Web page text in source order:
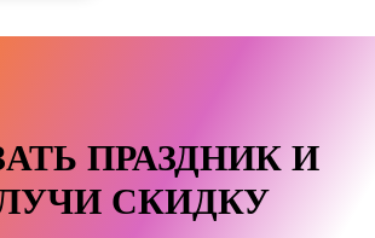
ПРАЗДНИК И
СКИДКУ